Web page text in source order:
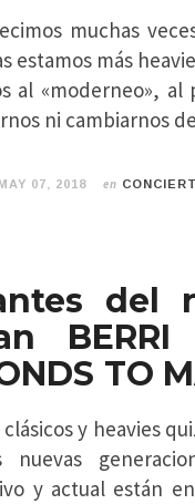
muchas
estamos más
al «moderneo»,
ni cambiarnos
07, 2018 en
del
TO
clásicos y heavies
nuevas
y actual están